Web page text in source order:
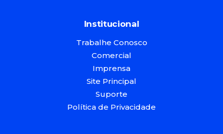
Institucional
Trabalhe Conosco
Comercial
Imprensa
Site Principal
Suporte
Política de Privacidade